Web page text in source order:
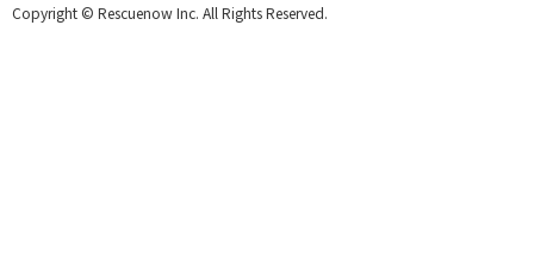
Copyright © Rescuenow Inc. All Rights Reserved.